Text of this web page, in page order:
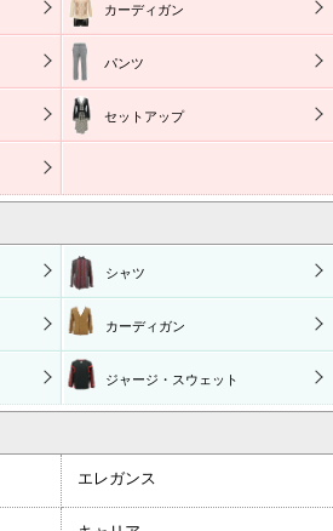
カーディガン
パンツ
セットアップ
シャツ
カーディガン
ジャージ・スウェット
エレガンス